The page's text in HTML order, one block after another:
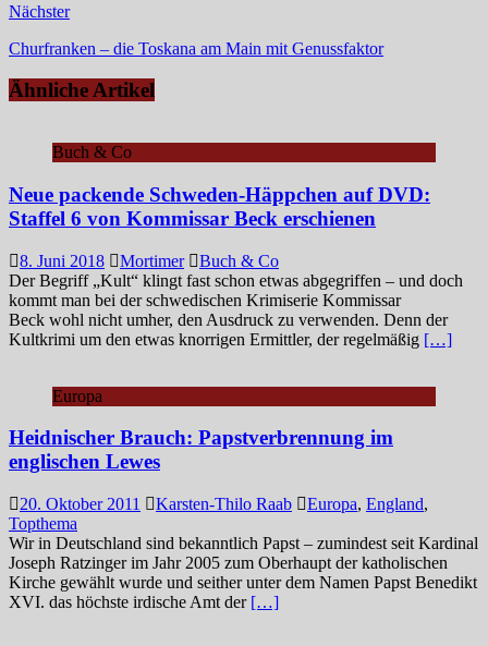
Nächster
Churfranken – die Toskana am Main mit Genussfaktor
Ähnliche Artikel
Buch & Co
Neue packende Schweden-Häppchen auf DVD:
Staffel 6 von Kommissar Beck erschienen
8. Juni 2018 Mortimer
Buch & Co
Der Begriff „Kult“ klingt fast schon etwas abgegriffen – und doch
kommt man bei der schwedischen Krimiserie Kommissar
Beck wohl nicht umher, den Ausdruck zu verwenden. Denn der
Kultkrimi um den etwas knorrigen Ermittler, der regelmäßig […]
Europa
Heidnischer Brauch: Papstverbrennung im
englischen Lewes
20. Oktober 2011 Karsten-Thilo Raab Europa, England,
Topthema
Wir in Deutschland sind bekanntlich Papst – zumindest seit Kardinal
Joseph Ratzinger im Jahr 2005 zum Oberhaupt der katholischen
Kirche gewählt wurde und seither unter dem Namen Papst Benedikt
XVI. das höchste irdische Amt der […]